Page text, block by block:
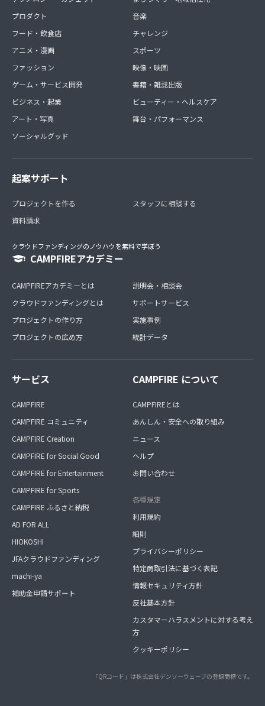
プロダクト
フード・飲食店
アニメ・漫画
ファッション
ゲーム・サービス開発
ビジネス・起業
アート・写真
ソーシャルグッド
音楽
チャレンジ
スポーツ
映像・映画
書籍・雑誌出版
ビューティー・ヘルスケア
舞台・パフォーマンス
起案サポート
プロジェクトを作る
資料請求
スタッフに相談する
クラウドファンディングのノウハウを無料で学ぼう
CAMPFIREアカデミー
CAMPFIREアカデミーとは
クラウドファンディングとは
プロジェクトの作り方
プロジェクトの広め方
説明会・相談会
サポートサービス
実施事例
統計データ
サービス
CAMPFIRE
CAMPFIRE コミュニティ
CAMPFIRE Creation
CAMPFIRE for Social Good
CAMPFIRE for Entertainment
CAMPFIRE for Sports
CAMPFIRE ふるさと納税
AD FOR ALL
HIOKOSHI
JFAクラウドファンディング
machi-ya
補助金申請サポート
CAMPFIRE について
CAMPFIREとは
あんしん・安全への取り組み
ニュース
ヘルプ
お問い合わせ
各種規定
利用規約
細則
プライバシーポリシー
特定商取引法に基づく表記
情報セキュリティ方針
反社基本方針
カスタマーハラスメントに対する考え
方
クッキーポリシー
「QRコード」は株式会社デンソーウェーブの登録商標です。